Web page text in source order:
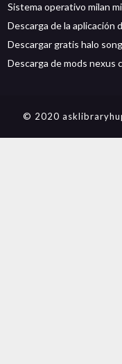
Sistema operativo milan
Descarga de la aplicación
Descargar gratis halo
Descarga de mods nexus
© 2020